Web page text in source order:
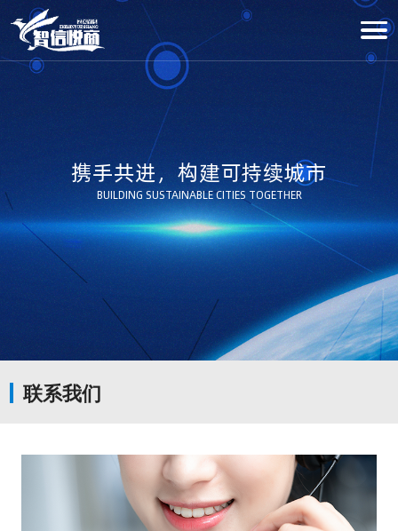
携手共进，构建可持续城市
BUILDING SUSTAINABLE CITIES TOGETHER
联系我们